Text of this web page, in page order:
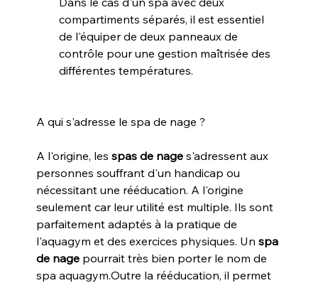
compartiments séparés, il est essentiel
de l'équiper de deux panneaux de
contrôle pour une gestion maîtrisée des
différentes températures.
A qui s'adresse le spa de nage ?
A l'origine, les spas de nage s'adressent aux
personnes souffrant d'un handicap ou
nécessitant une rééducation. A l'origine
seulement car leur utilité est multiple. Ils sont
parfaitement adaptés à la pratique de
l'aquagym et des exercices physiques. Un spa
de nage pourrait très bien porter le nom de
spa aquagym.Outre la rééducation, il permet